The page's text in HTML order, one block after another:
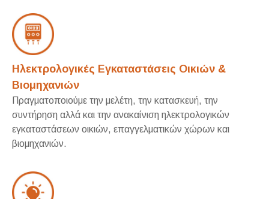
Ηλεκτρολογικές Εγκαταστάσεις Οικιών &
Βιομηχανιών
Πραγματοποιούμε την μελέτη, την κατασκευή, την
συντήρηση αλλά και την ανακαίνιση ηλεκτρολογικών
εγκαταστάσεων οικιών, επαγγελματικών χώρων και
βιομηχανιών.